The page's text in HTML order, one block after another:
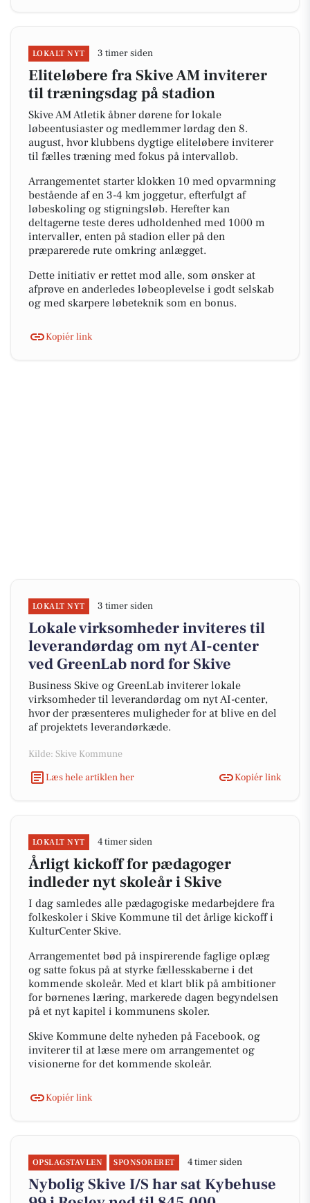
LOKALT NYT 3 timer siden
Eliteløbere fra Skive AM inviterer
til træningsdag på stadion
Skive AM Atletik åbner dørene for lokale
løbeentusiaster og medlemmer lørdag den 8.
august, hvor klubbens dygtige eliteløbere inviterer
til fælles træning med fokus på intervalløb.
Arrangementet starter klokken 10 med opvarmning
bestående af en 3-4 km joggetur, efterfulgt af
løbeskoling og stigningsløb. Herefter kan
deltagerne teste deres udholdenhed med 1000 m
intervaller, enten på stadion eller på den
præparerede rute omkring anlægget.
Dette initiativ er rettet mod alle, som ønsker at
afprøve en anderledes løbeoplevelse i godt selskab
og med skarpere løbeteknik som en bonus.
Kopiér link
LOKALT NYT 3 timer siden
Lokale virksomheder inviteres til
leverandørdag om nyt AI-center
ved GreenLab nord for Skive
Business Skive og GreenLab inviterer lokale
virksomheder til leverandørdag om nyt AI-center,
hvor der præsenteres muligheder for at blive en del
af projektets leverandørkæde.
Kilde: Skive Kommune
Læs hele artiklen her
Kopiér link
LOKALT NYT 4 timer siden
Årligt kickoff for pædagoger
indleder nyt skoleår i Skive
I dag samledes alle pædagogiske medarbejdere fra
folkeskoler i Skive Kommune til det årlige kickoff i
KulturCenter Skive.
Arrangementet bød på inspirerende faglige oplæg
og satte fokus på at styrke fællesskaberne i det
kommende skoleår. Med et klart blik på ambitioner
for børnenes læring, markerede dagen begyndelsen
på et nyt kapitel i kommunens skoler.
Skive Kommune delte nyheden på Facebook, og
inviterer til at læse mere om arrangementet og
visionerne for det kommende skoleår.
Kopiér link
OPSLAGSTAVLEN SPONSORERET 4 timer siden
Nybolig Skive I/S har sat Kybehuse